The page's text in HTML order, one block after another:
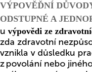
VÝPOVĚĎNÍ
ODSTUPNÉ A
u výpovědi ze
zda zdravotní
vznikla v důsledku
z povolání nebo